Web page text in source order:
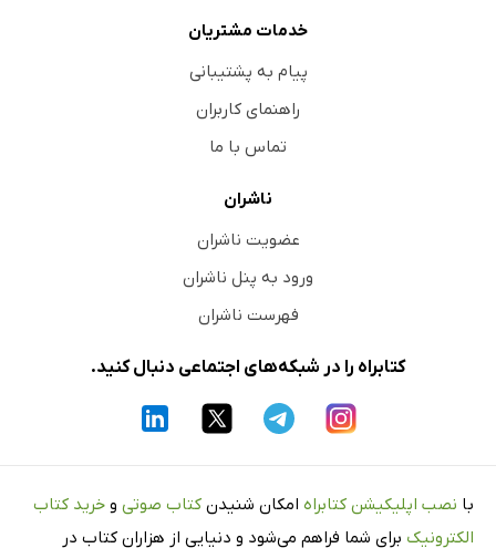
خدمات مشتریان
پیام به پشتیبانی
راهنمای کاربران
تماس با ما
ناشران
عضویت ناشران
ورود به پنل ناشران
فهرست ناشران
کتابراه را در شبکه‌های اجتماعی دنبال کنید.
با نصب اپلیکیشن کتابراه امکان شنیدن کتاب صوتی و خرید کتاب
الکترونیک برای شما فراهم می‌شود و دنیایی از هزاران کتاب در